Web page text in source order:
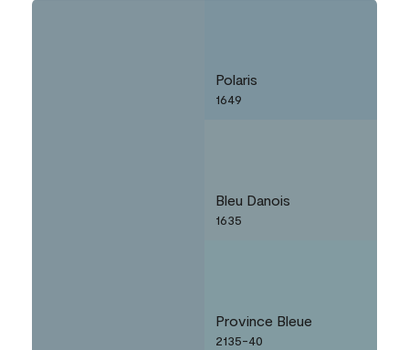
Polaris
1649
Bleu Danois
1635
Province Bleue
2135-40